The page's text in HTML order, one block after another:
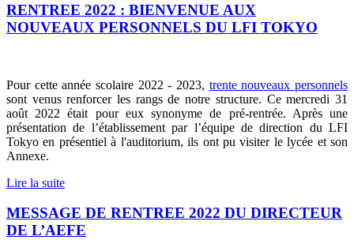
RENTREE 2022 : BIENVENUE AUX
NOUVEAUX PERSONNELS DU LFI TOKYO
Pour cette année scolaire 2022 - 2023, trente nouveaux personnels
sont venus renforcer les rangs de notre structure. Ce mercredi 31
août 2022 était pour eux synonyme de pré-rentrée. Après une
présentation de l’établissement par l’équipe de direction du LFI
Tokyo en présentiel à l'auditorium, ils ont pu visiter le lycée et son
Annexe.
Lire la suite
MESSAGE DE RENTREE 2022 DU DIRECTEUR
DE L’AEFE